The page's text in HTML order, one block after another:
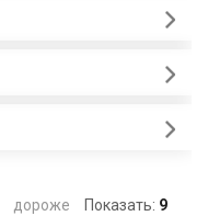
дороже Показать: 9